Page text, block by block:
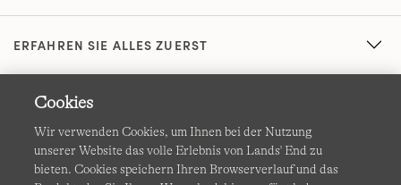
ERFAHREN SIE ALLES ZUERST
Cookies
Wir verwenden Cookies, um Ihnen bei der Nutzung
unserer Website das volle Erlebnis von Lands' End zu
bieten. Cookies speichern Ihren Browserverlauf und das